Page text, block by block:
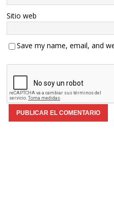
Sitio web
Save my name, email, and